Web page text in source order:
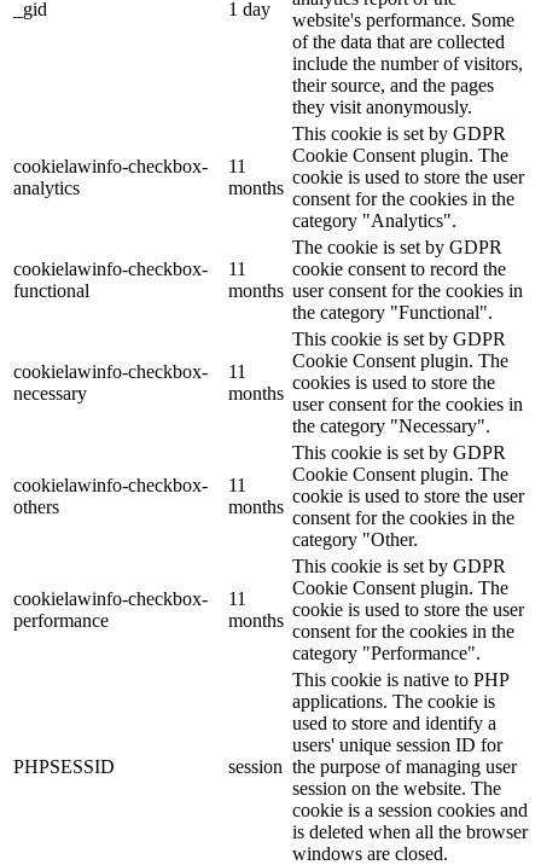
_gid 1 day
website's performance. Some
of the data that are collected
include the number of visitors,
their source, and the pages
they visit anonymously.
cookielawinfo-checkbox-
analytics
11
months
This cookie is set by GDPR
Cookie Consent plugin. The
cookie is used to store the user
consent for the cookies in the
category "Analytics".
cookielawinfo-checkbox-
functional
11
months
The cookie is set by GDPR
cookie consent to record the
user consent for the cookies in
the category "Functional".
cookielawinfo-checkbox-
necessary
11
months
This cookie is set by GDPR
Cookie Consent plugin. The
cookies is used to store the
user consent for the cookies in
the category "Necessary".
cookielawinfo-checkbox-
others
11
months
This cookie is set by GDPR
Cookie Consent plugin. The
cookie is used to store the user
consent for the cookies in the
category "Other.
cookielawinfo-checkbox-
performance
11
months
This cookie is set by GDPR
Cookie Consent plugin. The
cookie is used to store the user
consent for the cookies in the
category "Performance".
PHPSESSID session
This cookie is native to PHP
applications. The cookie is
used to store and identify a
users' unique session ID for
the purpose of managing user
session on the website. The
cookie is a session cookies and
is deleted when all the browser
windows are closed.